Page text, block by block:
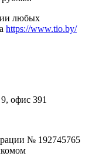
любых
https://www.tio.by/
офис 391
№ 192745765